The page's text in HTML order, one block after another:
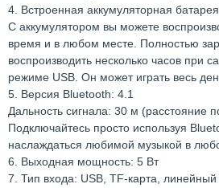
4. Встроенная аккумуляторная
С аккумулятором вы можете
время и в любом месте. Полностью
воспроизводить несколько часов при
режиме USB. Он может играть весь
5. Версия Bluetooth: 4.1
Дальность сигнала: 30 м (расстояние
Подключайтесь просто используя
наслаждаться любимой музыкой в
6. Выходная мощность: 5 Вт
7. Тип входа: USB, TF-карта, линейный